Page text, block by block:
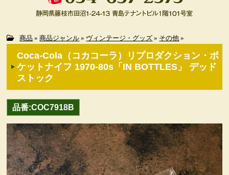
Home
カート
特定商取引法に基づく表記
カテゴリー検索
ヴィンテージ・グッズ
商品 » 商品ジャンル » ヴィンテージ・グッズ » その他 »
Coca-Cola（コカコーラ）リプロダクション・ポ
ケットナイフ 1970-80s「IN BOTTLES」 デッド
ストック
品番:COC7918B